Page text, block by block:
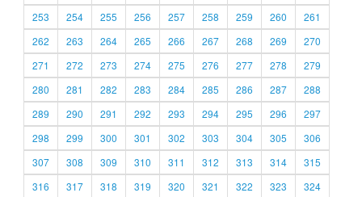
253
254 255 256 257 258 259 260
261
262
263 264 265 266 267 268 269
270
271
272 273 274 275 276 277 278
279
280
281 282 283 284 285 286 287
288
289
290 291 292 293 294 295 296
297
298
299 300 301 302 303 304 305
306
307
308 309 310 311 312 313 314
315
316
317 318 319 320 321 322 323
324